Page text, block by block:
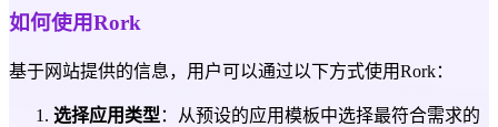
如何使用Rork
基于网站提供的信息，用户可以通过以下方式使用Rork：
选择应用类型 ：从预设的应用模板中选择最符合需求的